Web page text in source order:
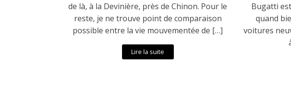
de là, à la Devinière, près de Chinon. Pour le
reste, je ne trouve point de comparaison
possible entre la vie mouvementée de […]
Lire la suite
Bugatti
quand
voitures